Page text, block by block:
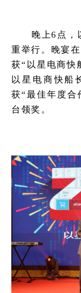
晚上6点，
重举行。 晚宴
获“以星电商快
以星 电商快船
获“最佳年度合
台领奖。